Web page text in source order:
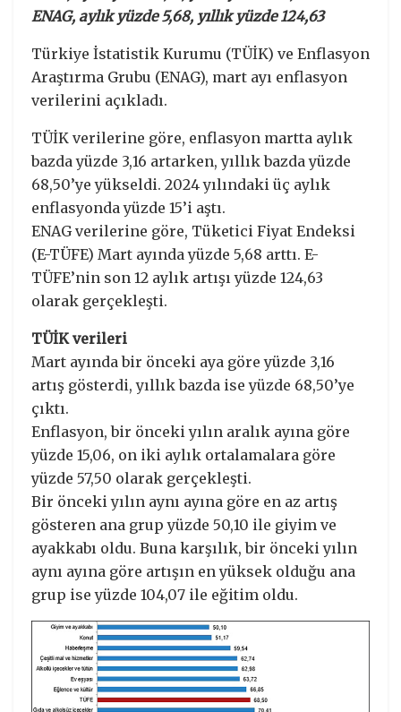
ENAG, aylık yüzde 5,68, yıllık yüzde 124,63
Türkiye İstatistik Kurumu (TÜİK) ve Enflasyon
Araştırma Grubu (ENAG), mart ayı enflasyon
verilerini açıkladı.
TÜİK verilerine göre, enflasyon martta aylık
bazda yüzde 3,16 artarken, yıllık bazda yüzde
68,50’ye yükseldi. 2024 yılındaki üç aylık
enflasyonda yüzde 15’i aştı.
ENAG verilerine göre, Tüketici Fiyat Endeksi
(E-TÜFE) Mart ayında yüzde 5,68 arttı. E-
TÜFE’nin son 12 aylık artışı yüzde 124,63
olarak gerçekleşti.
TÜİK verileri
Mart ayında bir önceki aya göre yüzde 3,16
artış gösterdi, yıllık bazda ise yüzde 68,50’ye
çıktı.
Enflasyon, bir önceki yılın aralık ayına göre
yüzde 15,06, on iki aylık ortalamalara göre
yüzde 57,50 olarak gerçekleşti.
Bir önceki yılın aynı ayına göre en az artış
gösteren ana grup yüzde 50,10 ile giyim ve
ayakkabı oldu. Buna karşılık, bir önceki yılın
aynı ayına göre artışın en yüksek olduğu ana
grup ise yüzde 104,07 ile eğitim oldu.